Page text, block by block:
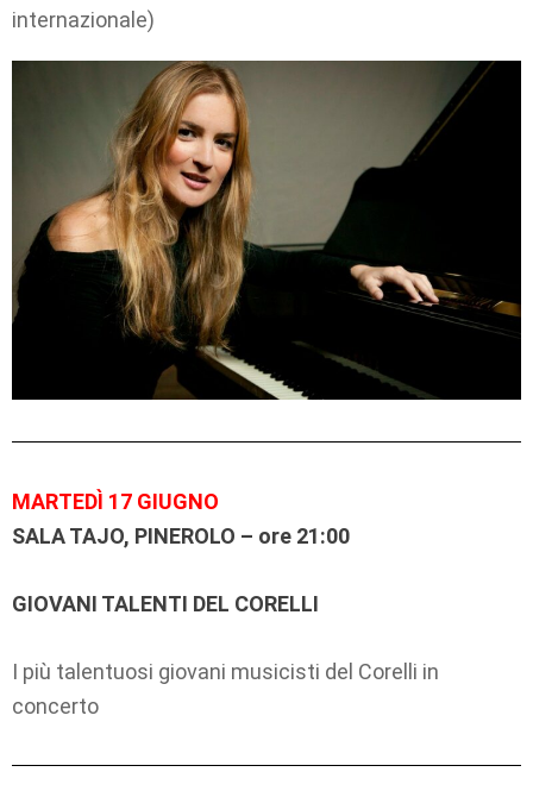
internazionale)
MARTEDÌ 17 GIUGNO
SALA TAJO, PINEROLO – ore 21:00
GIOVANI TALENTI DEL CORELLI
I più talentuosi giovani musicisti del Corelli in
concerto